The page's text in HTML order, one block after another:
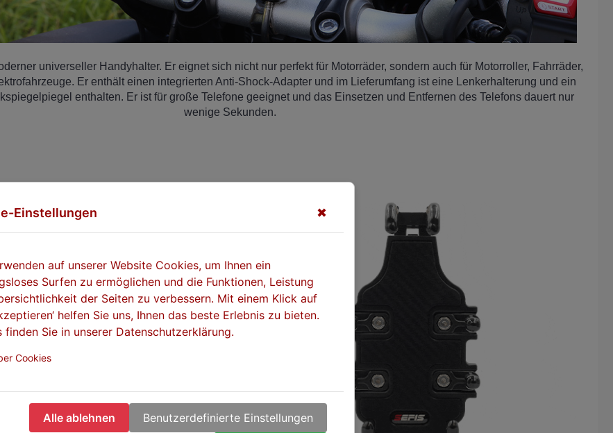
universeller Handyhalter. Er eignet sich nicht nur perfekt für Motorräder, sondern auch für Motorroller, Fahrräder,
Er enthält einen integrierten Anti-Shock-Adapter und im Lieferumfang ist eine Lenkerhalterung und ein
enthalten. Er ist für große Telefone geeignet und das Einsetzen und Entfernen des Telefons dauert nur
wenige Sekunden.
zu bedienen
bei denen das Telefon mit einem Rad
werden muss, verwendet die Grab-
System mit oberen Telefonklinken auf
das Einsetzen und Herausnehmen
Sekundendauert. Der Halt des Telefons
Telefon an allen Seiten durch Griffe
Fahrten im Gelände keine Gefahr besteht,
Einstellungen ✖
auf unserer Website Cookies, um Ihnen ein
Surfen zu ermöglichen und die Funktionen, Leistung
der Seiten zu verbessern. Mit einem Klick auf
helfen Sie uns, Ihnen das beste Erlebnis zu bieten.
finden Sie in unserer Datenschutzerklärung.
Cookies
Alle ablehnen Benutzerdefinierte Einstellungen